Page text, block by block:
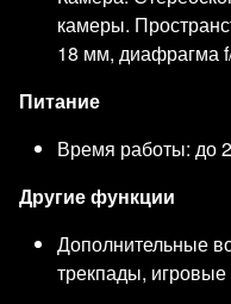
камеры.
18 мм, диафрагма
Питание
Время работы: до
Другие функции
Дополнительные
трекпады,